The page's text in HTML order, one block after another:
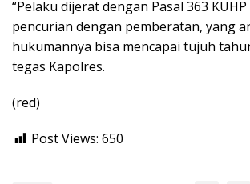
“Pelaku dijerat dengan Pasal 363
pencurian dengan pemberatan, yang
hukumannya bisa mencapai tujuh
tegas Kapolres.
(red)
Post Views: 650